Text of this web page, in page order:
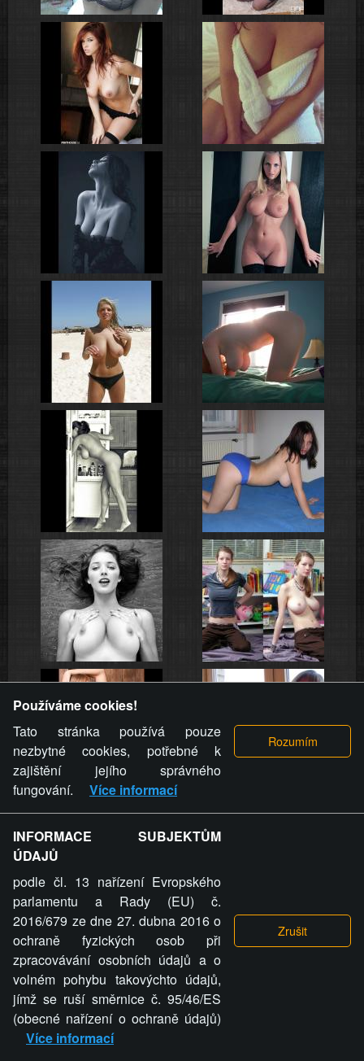
Používáme cookies!
Tato stránka používá pouze
nezbytné cookies, potřebné k
zajištění jejího správného
fungování.
Více informací
INFORMACE SUBJEKTŮM
ÚDAJŮ
podle čl. 13 nařízení Evropského
parlamentu a Rady (EU) č.
2016/679 ze dne 27. dubna 2016 o
ochraně fyzických osob při
zpracovávání osobních údajů a o
volném pohybu takovýchto údajů,
jímž se ruší směrnice č. 95/46/ES
(obecné nařízení o ochraně údajů)
Více informací